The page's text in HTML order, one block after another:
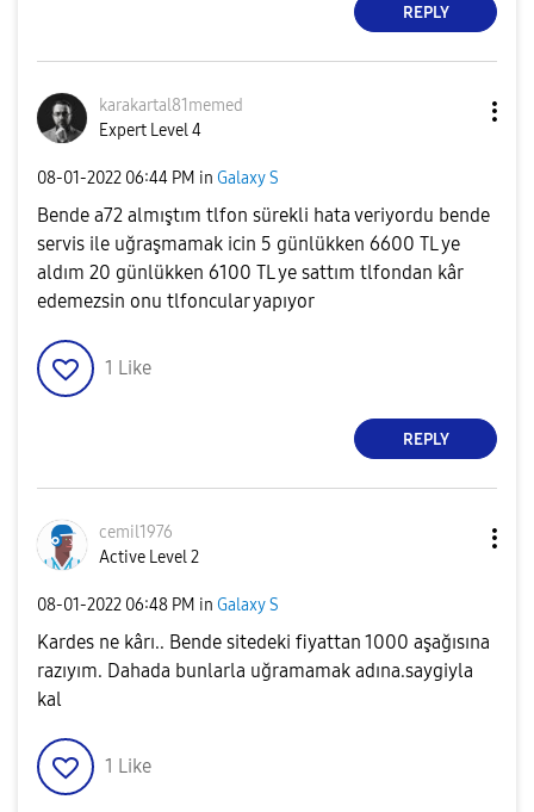
REPLY
karakartal81memed
Expert Level 4
‎08-01-2022 06:44 PM in Galaxy S
Bende a72 almıştım tlfon sürekli hata veriyordu bende
servis ile uğraşmamak icin 5 günlükken 6600 TL ye
aldım 20 günlükken 6100 TL ye sattım tlfondan kâr
edemezsin onu tlfoncular yapıyor
1 Like
REPLY
cemil1976
Active Level 2
‎08-01-2022 06:48 PM in Galaxy S
Kardes ne kârı.. Bende sitedeki fiyattan 1000 aşağısına
razıyım. Dahada bunlarla uğramamak adına.saygiyla
kal
1 Like